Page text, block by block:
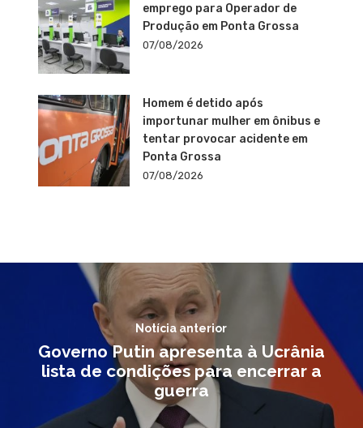
emprego para Operador de
Produção em Ponta Grossa
07/08/2026
Homem é detido após
importunar mulher em ônibus e
tentar provocar acidente em
Ponta Grossa
07/08/2026
Notícia anterior
Governo Putin apresenta à Ucrânia
lista de condições para encerrar a
guerra